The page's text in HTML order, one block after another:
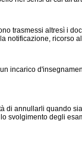
trasmessi altresì i
annullarli quando
svolgimento degli